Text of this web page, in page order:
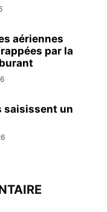
aériennes
par la
saisissent un